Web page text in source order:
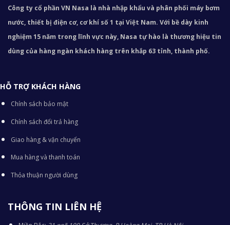
Công ty cổ phần VN Nasa là nhà nhập khẩu và phân phối máy bơm
nước, thiết bị điện cơ, cơ khí số 1 tại Việt Nam. Với bề dày kinh
nghiệm 15 năm trong lĩnh vực này, Nasa tự hào là thương hiệu tin
dùng của hàng ngàn khách hàng trên khắp 63 tỉnh, thành phố.
HỖ TRỢ KHÁCH HÀNG
Chính sách bảo mật
Chính sách đổi trả hàng
Giao hàng & vận chuyển
Mua hàng và thanh toán
Thỏa thuận người dùng
THÔNG TIN LIÊN HỆ